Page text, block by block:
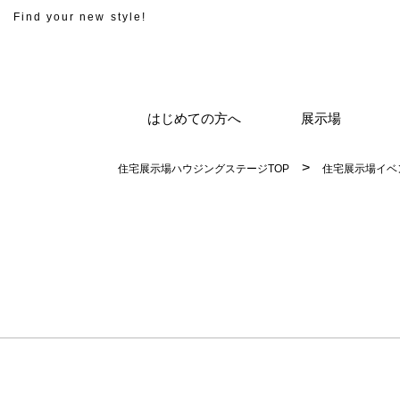
Find your new style!
はじめての方へ 展示場
住宅展示場ハウジングステージTOP 住宅展示場イ